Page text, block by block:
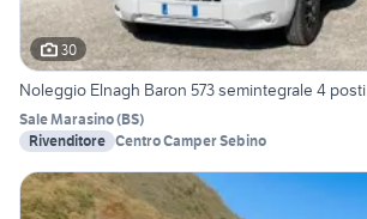
30
Noleggio Elnagh Baron 573 semintegrale 4 posti
Sale Marasino(BS)
Rivenditore Centro Camper Sebino